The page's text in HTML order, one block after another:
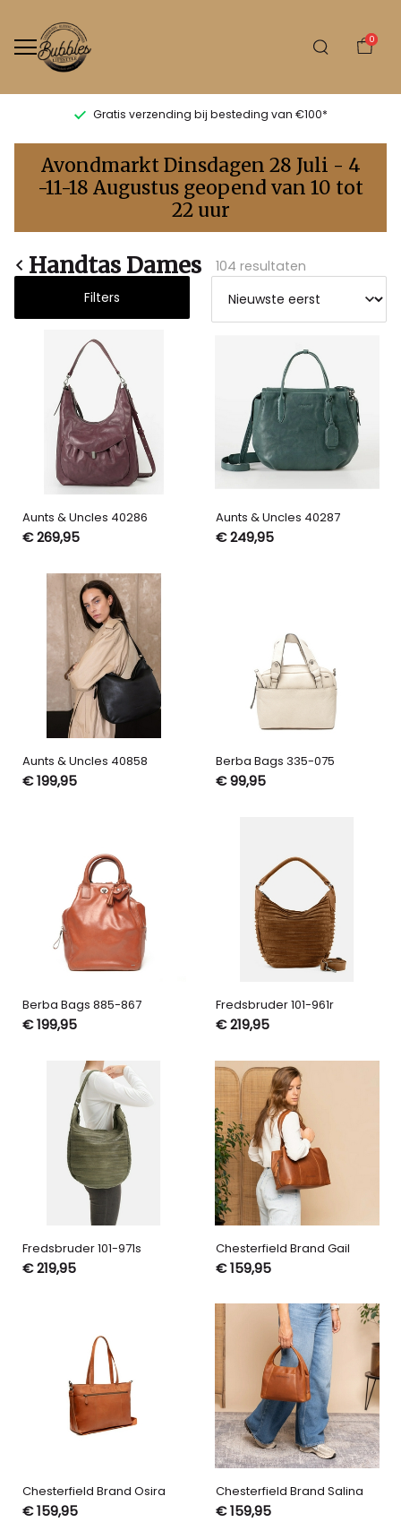
0
Levertijd 1-2 werkdagen
Handtas
dames
-
Bubbles
Sluis
Avondmarkt Dinsdagen 28 Juli - 4
-11-18 Augustus geopend van 10 tot
22 uur
Handtas Dames
104 resultaten
Filters
Aunts & Uncles 40286
€ 269,95
Aunts & Uncles 40287
€ 249,95
Aunts & Uncles 40858
€ 199,95
Berba Bags 335-075
€ 99,95
Berba Bags 885-867
€ 199,95
Fredsbruder 101-961r
€ 219,95
Fredsbruder 101-971s
€ 219,95
Chesterfield Brand Gail
€ 159,95
Chesterfield Brand Osira
€ 159,95
Chesterfield Brand Salina
€ 159,95